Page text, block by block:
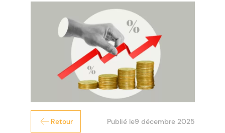
Retour Publié le9 décembre 2025